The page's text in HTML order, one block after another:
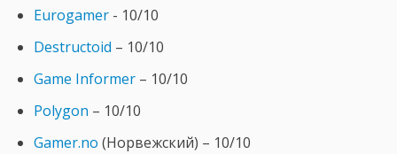
Eurogamer - 10/10
Destructoid – 10/10
Game Informer – 10/10
Polygon – 10/10
Gamer.no (Норвежский) – 10/10